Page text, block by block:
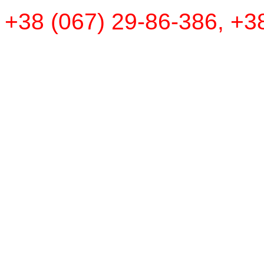
+38 (067) 29-86-386,